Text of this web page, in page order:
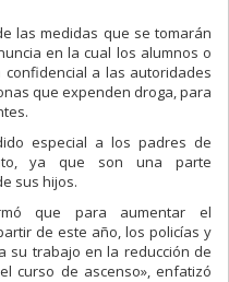
las medidas que se tomarán
en la cual los alumnos o
a las autoridades
que expenden droga, para
especial a los padres de
ya que son una parte
sus hijos.
que para aumentar el
de este año, los policías y
su trabajo en la reducción de
curso de ascenso», enfatizó